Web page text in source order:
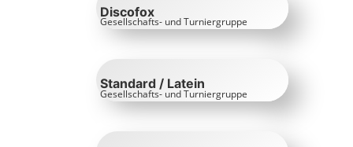
Discofox
Gesellschafts- und Turniergruppe
Standard / Latein
Gesellschafts- und Turniergruppe